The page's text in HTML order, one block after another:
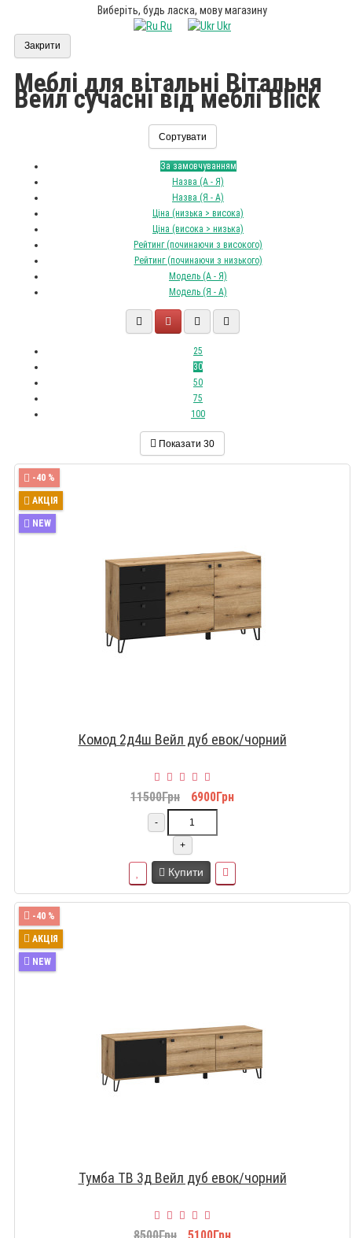
Виберіть, будь ласка, мову магазину
Ru
Ukr
Закрити
Меблі для вітальні Вітальня
Вейл сучасні від меблі Blick
Сортувати
За замовчуванням
Назва (А - Я)
Назва (Я - А)
Ціна (низька > висока)
Ціна (висока > низька)
Рейтинг (починаючи з високого)
Рейтинг (починаючи з низького)
Модель (А - Я)
Модель (Я - А)
25
30
50
75
100
Показати 30
-40 %
АКЦІЯ
NEW
Комод 2д4ш Вейл дуб евок/чорний
11500Грн 6900Грн
-
+
Купити
-40 %
АКЦІЯ
NEW
Тумба ТВ 3д Вейл дуб евок/чорний
8500Грн 5100Грн